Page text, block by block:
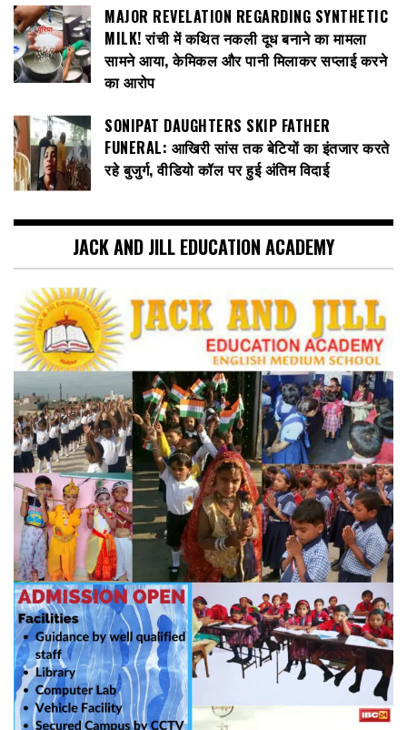
MAJOR REVELATION REGARDING SYNTHETIC
MILK! रांची में कथित नकली दूध बनाने का मामला
सामने आया, केमिकल और पानी मिलाकर सप्लाई करने
का आरोप
SONIPAT DAUGHTERS SKIP FATHER
FUNERAL: आखिरी सांस तक बेटियों का इंतजार करते
रहे बुजुर्ग, वीडियो कॉल पर हुई अंतिम विदाई
JACK AND JILL EDUCATION ACADEMY